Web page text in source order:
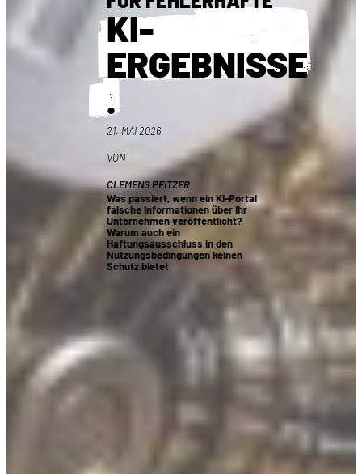
KI-
ERGEBNISSE
.
21. MAI 2026
VON
CLEMENS PFITZER
Was passiert, wenn ein KI-Portal
falsche Informationen über Ihr
Unternehmen veröffentlicht?
Warum auch ein
Haftungsausschluss in den
Nutzungsbedingungen keinen
Schutz bietet.